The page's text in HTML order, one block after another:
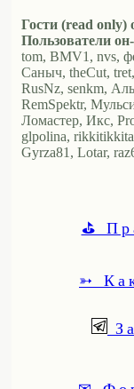
Гости (read only)
Пользователи
tom, BMV1, nvs,
Саныч, theCut,
RusNz, senkm,
RemSpektr,
Ломастер, Икс,
glpolina,
Gyrza81, Lotar,
⛳
➳